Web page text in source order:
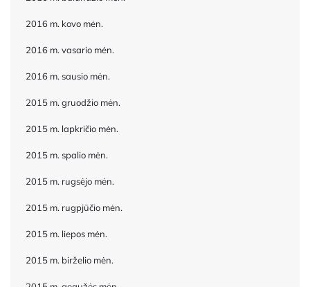
2016 m. kovo mėn.
2016 m. vasario mėn.
2016 m. sausio mėn.
2015 m. gruodžio mėn.
2015 m. lapkričio mėn.
2015 m. spalio mėn.
2015 m. rugsėjo mėn.
2015 m. rugpjūčio mėn.
2015 m. liepos mėn.
2015 m. birželio mėn.